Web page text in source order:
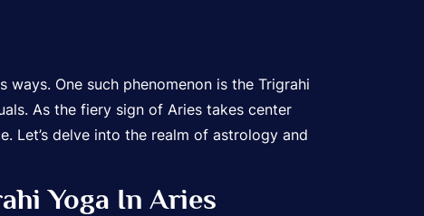
One such phenomenon is the Trigrahi
As the fiery sign of Aries takes center
Let’s delve into the realm of astrology and
Yoga In Aries